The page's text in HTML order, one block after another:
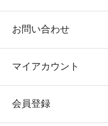
お問い合わせ
マイアカウント
会員登録